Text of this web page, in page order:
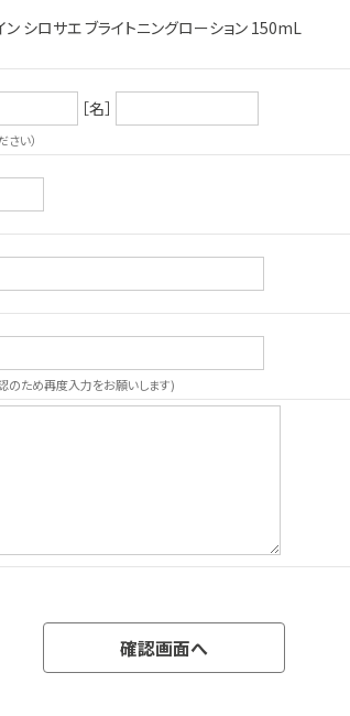
ン シロサエ ブライトニングローション 150mL
［名］
さい）
のため再度入力をお願いします)